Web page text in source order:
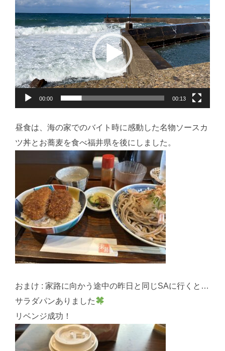
動
画
プ
レ
ー
ヤ
00:00 00:13
昼食は、海の家でのバイト時に感動した名物ソースカ
ツ丼とお蕎麦を食べ福井県を後にしました。
おまけ : 家路に向かう途中の昨日と同じSAに行くと…
サラダパンありました
リベンジ成功！